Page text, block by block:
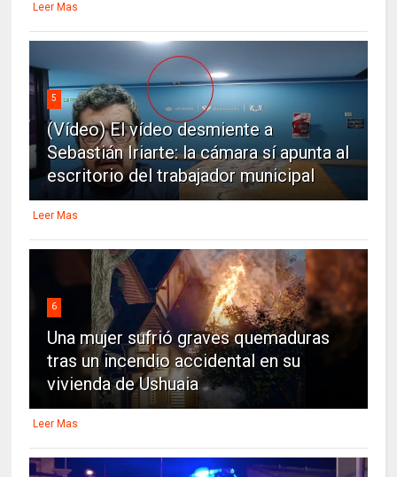
Leer Mas
5
(Vídeo) El vídeo desmiente a
Sebastián Iriarte: la cámara sí apunta al
escritorio del trabajador municipal
Leer Mas
6
Una mujer sufrió graves quemaduras
tras un incendio accidental en su
vivienda de Ushuaia
Leer Mas